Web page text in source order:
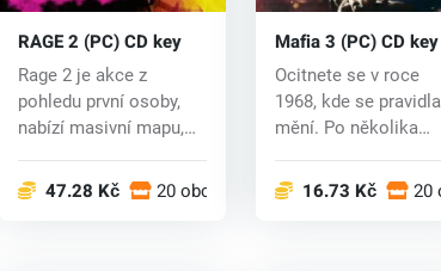
RAGE 2 (PC) CD key
Rage 2 je akce z
pohledu první osoby,
nabízí masivní mapu,
47.28 Kč 20 obchodech
Mafia 3 (PC) CD key
Ocitnete se v roce
1968, kde se pravidla
mění. Po několika
16.73 Kč 20